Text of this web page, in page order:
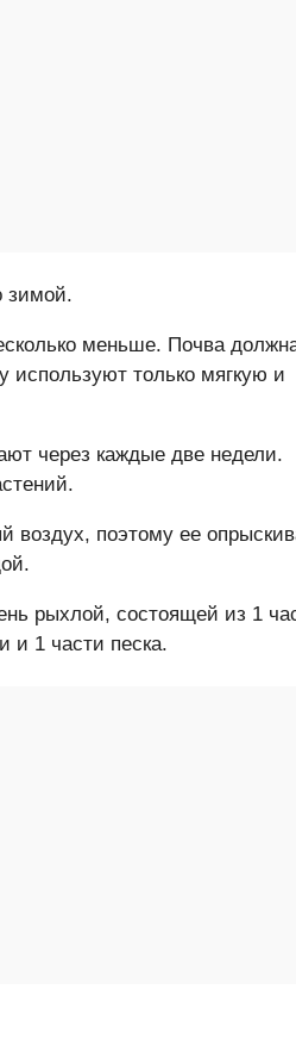
зимой.
меньше. Почва
только мягкую и
через каждые две недели.
воздух, поэтому ее
рыхлой, состоящей из 1
и 1 части песка.